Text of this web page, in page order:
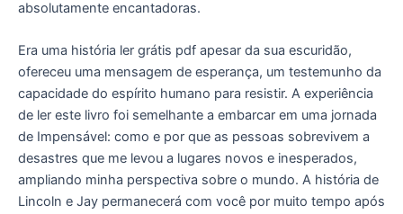
absolutamente encantadoras.
Era uma história ler grátis pdf apesar da sua escuridão,
ofereceu uma mensagem de esperança, um testemunho da
capacidade do espírito humano para resistir. A experiência
de ler este livro foi semelhante a embarcar em uma jornada
de Impensável: como e por que as pessoas sobrevivem a
desastres que me levou a lugares novos e inesperados,
ampliando minha perspectiva sobre o mundo. A história de
Lincoln e Jay permanecerá com você por muito tempo após